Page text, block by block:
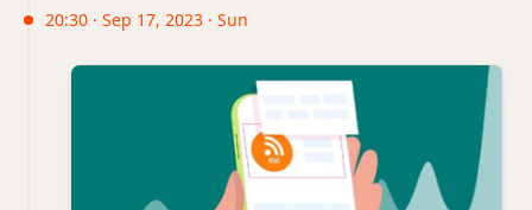
20:30 · Sep 17, 2023 · Sun